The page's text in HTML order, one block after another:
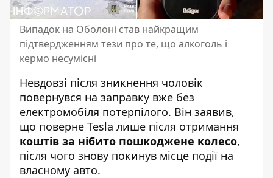
Випадок на Оболоні став найкращим
підтвердженням тези про те, що алкоголь і
кермо несумісні
Невдовзі після зникнення чоловік
повернувся на заправку вже без
електромобіля потерпілого. Він заявив,
що поверне Tesla лише після отримання
коштів за нібито пошкоджене колесо,
після чого знову покинув місце події на
власному авто.